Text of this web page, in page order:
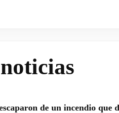
de un incendio que